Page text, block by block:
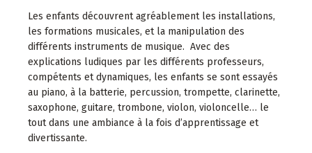
Les enfants découvrent agréablement les installations,
les formations musicales, et la manipulation des
différents instruments de musique. Avec des
explications ludiques par les différents professeurs,
compétents et dynamiques, les enfants se sont essayés
au piano, à la batterie, percussion, trompette, clarinette,
saxophone, guitare, trombone, violon, violoncelle… le
tout dans une ambiance à la fois d’apprentissage et
divertissante.